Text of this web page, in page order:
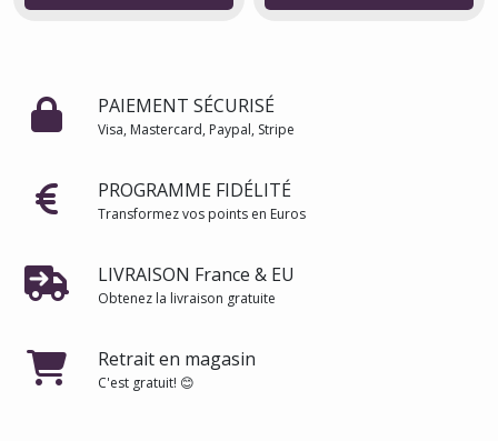
PAIEMENT SÉCURISÉ
Visa, Mastercard, Paypal, Stripe
PROGRAMME FIDÉLITÉ
Transformez vos points en Euros
LIVRAISON France & EU
Obtenez la livraison gratuite
Retrait en magasin
C'est gratuit! 😊